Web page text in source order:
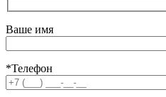
Ваше имя
*Телефон